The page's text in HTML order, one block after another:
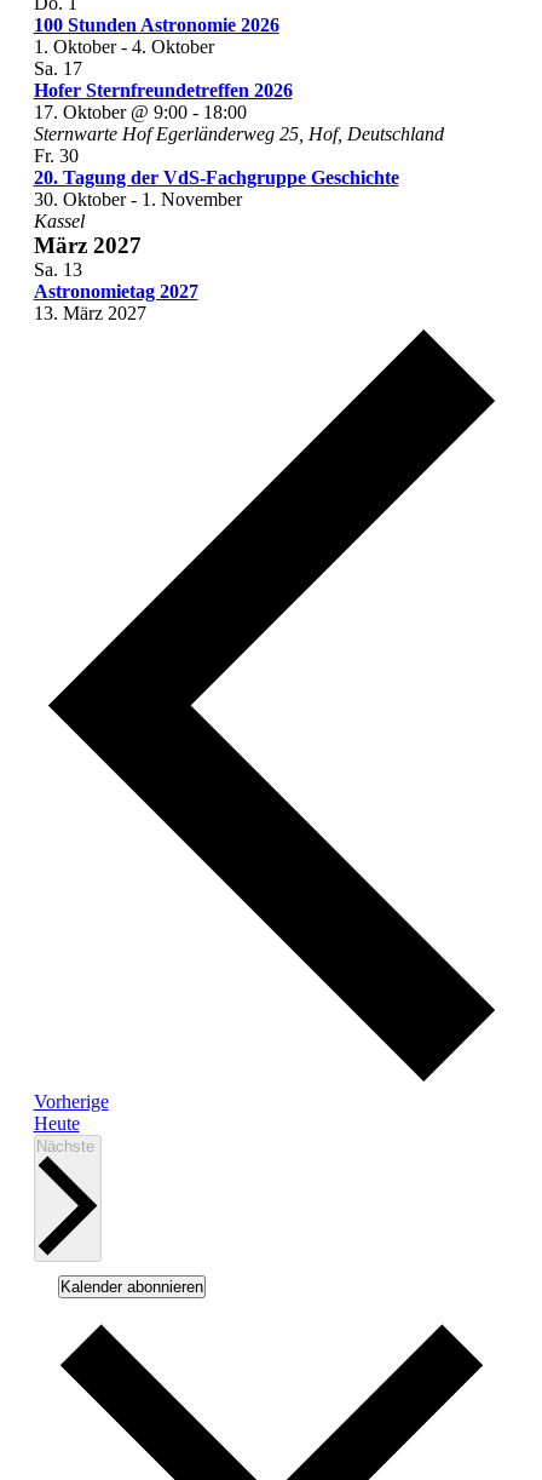
100 Stunden Astronomie 2026
1. Oktober- 4. Oktober
Sa. 17
Hofer Sternfreundetreffen 2026
17. Oktober @ 9:00- 18:00
Sternwarte HofEgerländerweg 25, Hof, Deutschland
Fr. 30
20. Tagung der VdS-Fachgruppe Geschichte
30. Oktober- 1. November
Kassel
März 2027
Sa. 13
Astronomietag 2027
13. März 2027
VorherigeVeranstaltungen
Heute
Nächste
Kalender abonnieren